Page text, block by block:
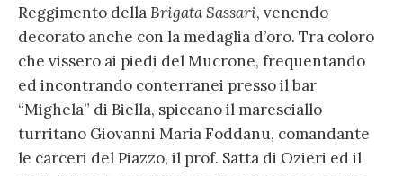
Reggimento dellaBrigata Sassari, venendo
decorato anche con la medaglia d’oro. Tra coloro
che vissero ai piedi del Mucrone, frequentando
ed incontrando conterranei presso il bar
“Mighela” di Biella, spiccano il maresciallo
turritano Giovanni Maria Foddanu, comandante
le carceri del Piazzo, il prof. Satta di Ozieri ed il